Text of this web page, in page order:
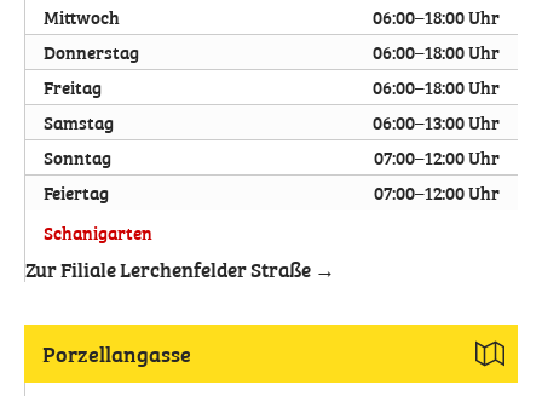
Mittwoch
06:00–18:00 Uhr
Donnerstag
06:00–18:00 Uhr
Freitag
06:00–18:00 Uhr
Samstag
06:00–13:00 Uhr
Sonntag
07:00–12:00 Uhr
Feiertag
07:00–12:00 Uhr
Schanigarten
Zur Filiale Lerchenfelder Straße →
Porzellangasse